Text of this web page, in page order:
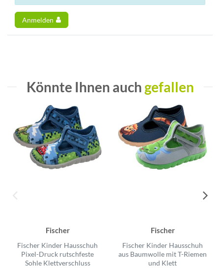
Anmelden
Könnte Ihnen auch gefallen
Fischer
Fischer Kinder Hausschuh
Pixel-Druck rutschfeste
Sohle Klettverschluss
Fischer
Fischer Kinder Hausschuh
aus Baumwolle mit T-Riemen
und Klett